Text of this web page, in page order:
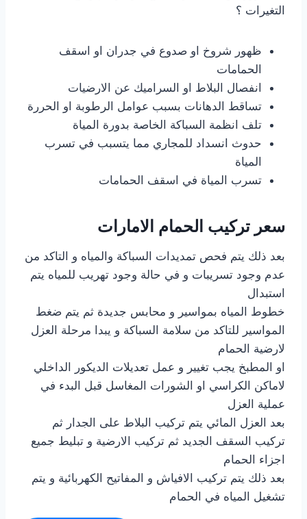
التغيرات ؟
ظهور شروخ او صدوع في جدران او اسقف
الحمامات
انفصال البلاط او السراميك عن الارضيات
تساقط الدهانات بسبب عوامل الرطوبة او الحررة
تلف انظمة السباكة الخاصة بدورة المياة
حدوث انسداد للمجاري مما يتسبب في تسرب
المياة
تسرب المياة في اسقف الحمامات
سعر تركيب الحمام الامارات
بعد ذلك يتم فحص تمديدات السباكة والمياه و التاكد من
عدم وجود تسريبات و في حالة وجود تهريب للمياه يتم
استبدال
خطوط المياه بمواسير و محابس جديدة ثم يتم ضغط
المواسير للتاكد من سلامة السباكة و يبدا مرحلة العزل
لارضية الحمام
او المطبخ يجب تغيير و عمل تعديلات الديكور الداخلي
لاماكن الكراسي او الشورات المغاسل قبل البدء في
عملية العزل
بعد العزل المائي يتم تركيب البلاط على الجدار ثم
تركيب السقف الجديد ثم تركيب الارضية و تبليط جميع
اجزاء الحمام
بعد ذلك يتم تركيب الافياش و المفاتيح الكهربائية و يتم
تشغيل المياه في الحمام